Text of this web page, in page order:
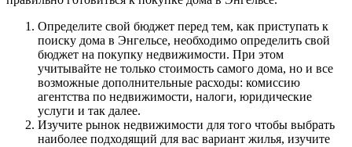
Определите свой бюджет перед тем, как приступать к
поиску дома в Энгельсе, необходимо определить свой
бюджет на покупку недвижимости. При этом
учитывайте не только стоимость самого дома, но и все
возможные дополнительные расходы: комиссию
агентства по недвижимости, налоги, юридические
услуги и так далее.
Изучите рынок недвижимости для того чтобы выбрать
наиболее подходящий для вас вариант жилья, изучите